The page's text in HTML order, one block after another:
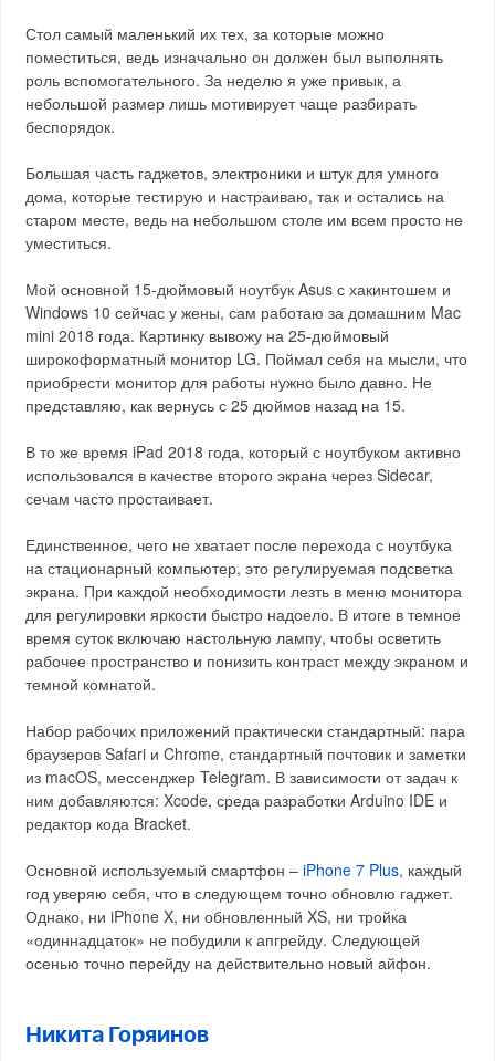
Стол самый маленький их тех, за которые можно
поместиться, ведь изначально он должен был выполнять
роль вспомогательного. За неделю я уже привык, а
небольшой размер лишь мотивирует чаще разбирать
беспорядок.
Большая часть гаджетов, электроники и штук для умного
дома, которые тестирую и настраиваю, так и остались на
старом месте, ведь на небольшом столе им всем просто не
уместиться.
Мой основной 15-дюймовый ноутбук Asus с хакинтошем и
Windows 10 сейчас у жены, сам работаю за домашним Mac
mini 2018 года. Картинку вывожу на 25-дюймовый
широкоформатный монитор LG. Поймал себя на мысли, что
приобрести монитор для работы нужно было давно. Не
представляю, как вернусь с 25 дюймов назад на 15.
В то же время iPad 2018 года, который с ноутбуком активно
использовался в качестве второго экрана через Sidecar,
сечам часто простаивает.
Единственное, чего не хватает после перехода с ноутбука
на стационарный компьютер, это регулируемая подсветка
экрана. При каждой необходимости лезть в меню монитора
для регулировки яркости быстро надоело. В итоге в темное
время суток включаю настольную лампу, чтобы осветить
рабочее пространство и понизить контраст между экраном и
темной комнатой.
Набор рабочих приложений практически стандартный: пара
браузеров Safari и Chrome, стандартный почтовик и заметки
из macOS, мессенджер Telegram. В зависимости от задач к
ним добавляются: Xcode, среда разработки Arduino IDE и
редактор кода Bracket.
Основной используемый смартфон –iPhone 7 Plus, каждый
год уверяю себя, что в следующем точно обновлю гаджет.
Однако, ни iPhone X, ни обновленный XS, ни тройка
«одиннадцаток» не побудили к апгрейду. Следующей
осенью точно перейду на действительно новый айфон.
Никита Горяинов